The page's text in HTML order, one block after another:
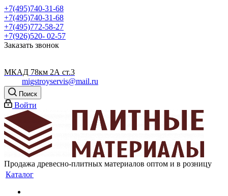
+7(495)740-31-68
+7(495)740-31-68
+7(495)772-58-27
+7(926)520- 02-57
Заказать звонок
МКАД 78км 2А ст.3
migstroyservis@mail.ru
Поиск
Войти
Продажа древесно-плитных материалов оптом и в розницу
Каталог